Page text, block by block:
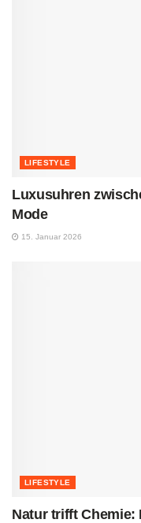
LIFESTYLE
Luxusuhren
Mode
15. Januar 2026
LIFESTYLE
Natur trifft Chemie: